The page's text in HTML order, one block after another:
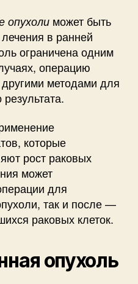
опухоли может быть
в ранней
ограничена одним
операцию
методами для
которые
рост раковых
может
для
так и после —
раковых клеток.
опухоль